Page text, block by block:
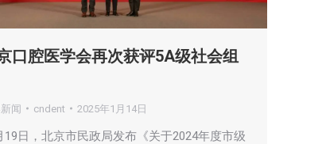
口腔医学会再次获评5A级社会组
闻 cndent 2025年1月14日
19日，北京市民政局发布《关于2024年度市级